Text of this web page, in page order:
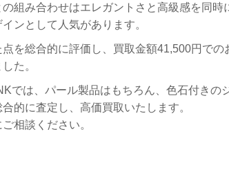
組み合わせはエレガントさと高級感を同時
ンとして人気があります。
点を総合的に評価し、買取金額41,500円での
た。
では、パール製品はもちろん、色石付きの
合的に査定し、高価買取いたします。
相談ください。